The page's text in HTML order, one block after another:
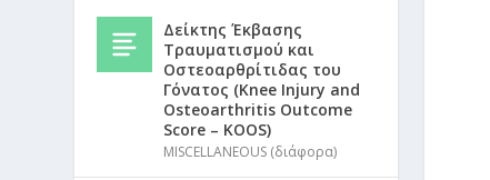
Δείκτης Έκβασης
Τραυματισμού και
Οστεοαρθρίτιδας του
Γόνατος (Knee Injury and
Osteoarthritis Outcome
Score – KOOS)
MISCELLANEOUS (διάφορα)